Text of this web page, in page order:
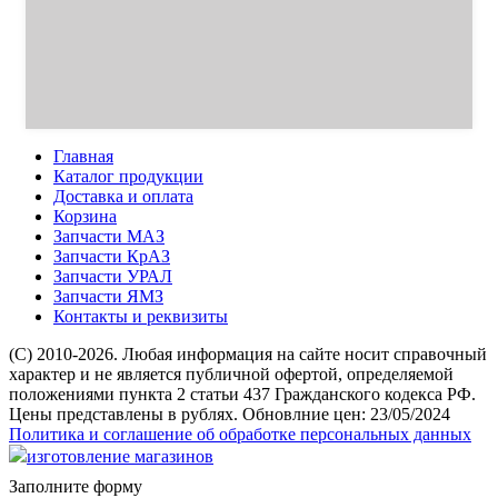
Главная
Каталог продукции
Доставка и оплата
Корзина
Запчасти МАЗ
Запчасти КрАЗ
Запчасти УРАЛ
Запчасти ЯМЗ
Контакты и реквизиты
(C) 2010-2026. Любая информация на сайте носит справочный
характер и не является публичной офертой, определяемой
положениями пункта 2 статьи 437 Гражданского кодекса РФ.
Цены представлены в рублях. Обновлние цен: 23/05/2024
Политика и соглашение об обработке персональных данных
изготовление магазинов
Заполните форму